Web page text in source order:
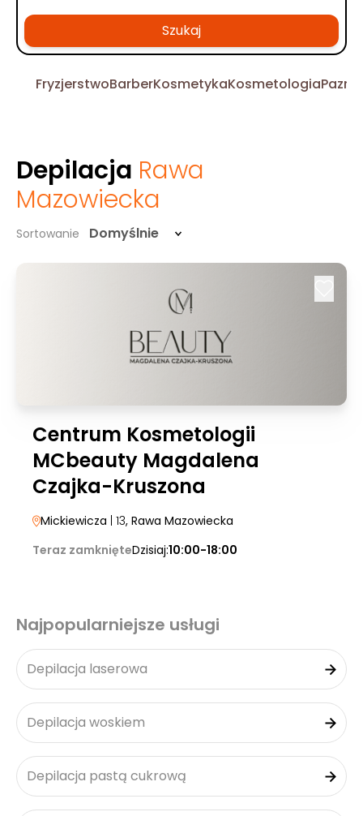
Szukaj
FryzjerstwoBarberKosmetykaKosmetologia
Depilacja Rawa
Mazowiecka
Sortowanie Domyślnie
Centrum Kosmetologii
MCbeauty Magdalena
Czajka-Kruszona
Mickiewicza | 13, Rawa Mazowiecka
Teraz zamknięteDzisiaj:10:00-18:00
Najpopularniejsze usługi
Depilacja laserowa
Depilacja woskiem
Depilacja pastą cukrową